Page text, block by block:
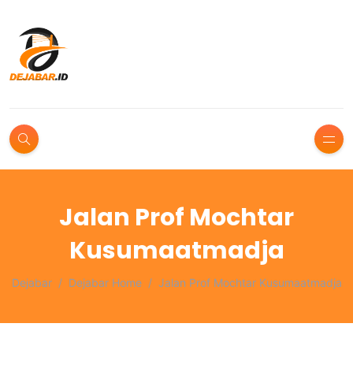
Jalan Prof Mochtar
Kusumaatmadja
Dejabar Dejabar Home Jalan Prof Mochtar Kusumaatmadja